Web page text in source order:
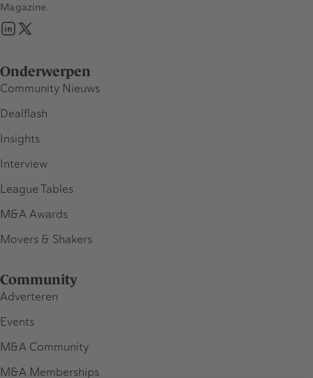
Onderwerpen
Community Nieuws
Dealflash
Insights
Interview
League Tables
M&A Awards
Movers & Shakers
Community
Adverteren
Events
M&A Community
M&A Memberships
Magazine.